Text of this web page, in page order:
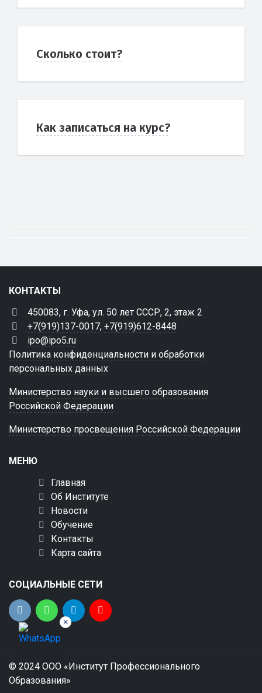
Сколько стоит?
Как записаться на курс?
КОНТАКТЫ
450083, г. Уфа, ул. 50 лет СССР, 2, этаж 2
+7(919)137-0017, +7(919)612-8448
ipo@ipo5.ru
Политика конфиденциальности и обработки
персональных данных
Министерство науки и высшего образования
Российской Федерации
Министерство просвещения Российской Федерации
МЕНЮ
Главная
Об Институте
Новости
Обучение
Контакты
Карта сайта
СОЦИАЛЬНЫЕ СЕТИ
×
© 2024 ООО «Институт Профессионального
Образования»